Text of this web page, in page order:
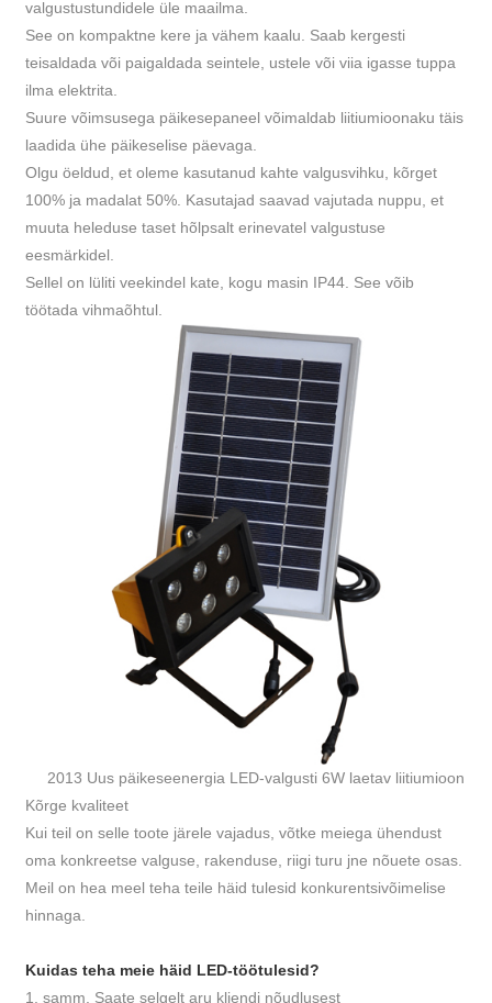
valgustustundidele üle maailma.
See on kompaktne kere ja vähem kaalu. Saab kergesti
teisaldada või paigaldada seintele, ustele või viia igasse tuppa
ilma elektrita.
Suure võimsusega päikesepaneel võimaldab liitiumioonaku täis
laadida ühe päikeselise päevaga.
Olgu öeldud, et oleme kasutanud kahte valgusvihku, kõrget
100% ja madalat 50%. Kasutajad saavad vajutada nuppu, et
muuta heleduse taset hõlpsalt erinevatel valgustuse
eesmärkidel.
Sellel on lüliti veekindel kate, kogu masin IP44. See võib
töötada vihmaõhtul.
2013 Uus päikeseenergia LED-valgusti 6W laetav liitiumioon
Kõrge kvaliteet
Kui teil on selle toote järele vajadus, võtke meiega ühendust
oma konkreetse valguse, rakenduse, riigi turu jne nõuete osas.
Meil on hea meel teha teile häid tulesid konkurentsivõimelise
hinnaga.
Kuidas teha meie häid LED-töötulesid?
1. samm. Saate selgelt aru kliendi nõudlusest